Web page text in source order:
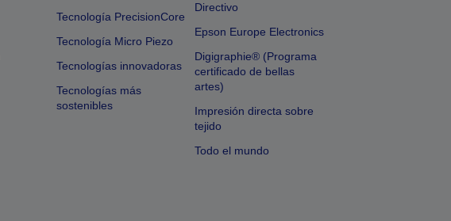
Tecnología PrecisionCore
Tecnología Micro Piezo
Tecnologías innovadoras
Tecnologías más
sostenibles
Directivo
Epson Europe Electronics
Digigraphie® (Programa
certificado de bellas
artes)
Impresión directa sobre
tejido
Todo el mundo